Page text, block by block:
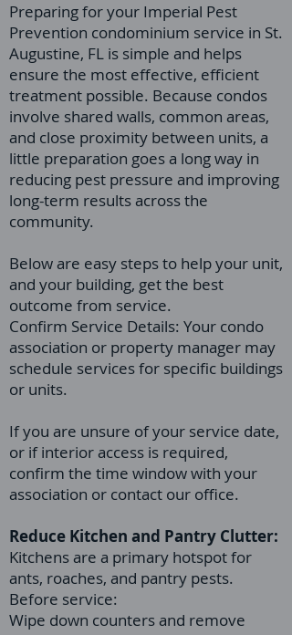
Preparing for your Imperial Pest
Prevention condominium service in St.
Augustine, FL is simple and helps
ensure the most effective, efficient
treatment possible. Because condos
involve shared walls, common areas,
and close proximity between units, a
little preparation goes a long way in
reducing pest pressure and improving
long-term results across the
community.
Below are easy steps to help your unit,
and your building, get the best
outcome from service.
Confirm Service Details: Your condo
association or property manager may
schedule services for specific buildings
or units.
If you are unsure of your service date,
or if interior access is required,
confirm the time window with your
association or contact our office.
Reduce Kitchen and Pantry Clutter:
Kitchens are a primary hotspot for
ants, roaches, and pantry pests.
Before service:
Wipe down counters and remove